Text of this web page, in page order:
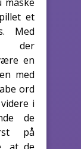
et
Med
der
en
med
ord
i
de
på